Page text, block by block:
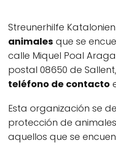
Streunerhilfe
animales que se
calle Miquel Poal
postal 08650 de
teléfono de contacto
Esta organización se
protección de
aquellos que se